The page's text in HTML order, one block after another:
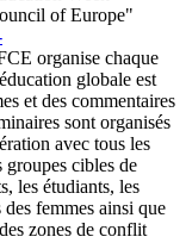
of Europe"
organise chaque
globale est
et des commentaires
sont organisés
avec tous les
cibles de
les étudiants, les
femmes ainsi que
zones de conflit